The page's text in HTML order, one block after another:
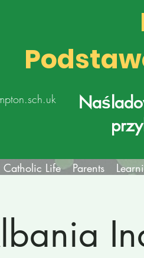
Catholic Life Parents